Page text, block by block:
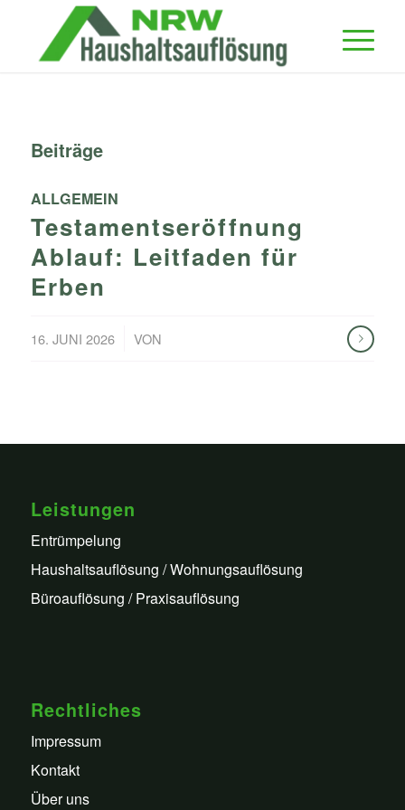
Beiträge
ALLGEMEIN
Testamentseröffnung
Ablauf: Leitfaden für
Erben
16. JUNI 2026 VON
Leistungen
Entrümpelung
Haushaltsauflösung / Wohnungsauflösung
Büroauflösung / Praxisauflösung
Rechtliches
Impressum
Kontakt
Über uns